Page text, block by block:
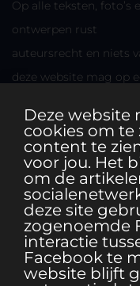
Op alle teksten, foto’s
ontwerpen rust
auteursrecht en niets
deze website mag op
gebruikt zonder
toestemming van de
Deze website
cookies om
content te
voor jou. Het
om de
deze site
zogenoemde
interactie
Facebook te
website blijft